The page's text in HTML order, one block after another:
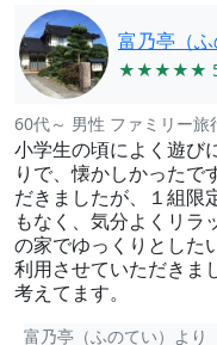
富乃亭（ふ
★★★★★
60代～ 男性 ファミリー旅
小学生の頃によく遊び
りで、懐かしかったで
だきましたが、１組限
もなく、気分よくリラ
の家でゆっくりとした
利用させていただきま
考えてます。
富乃亭（ふのてい）より